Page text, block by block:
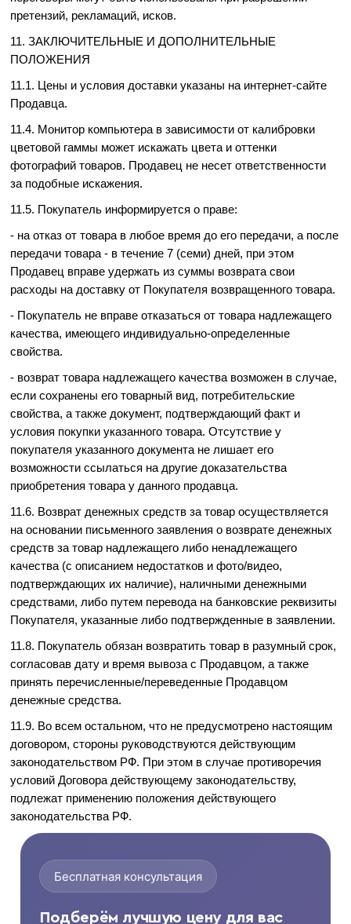
претензий, рекламаций, исков.
11. ЗАКЛЮЧИТЕЛЬНЫЕ И ДОПОЛНИТЕЛЬНЫЕ
ПОЛОЖЕНИЯ
11.1. Цены и условия доставки указаны на интернет-сайте
Продавца.
11.4. Монитор компьютера в зависимости от калибровки
цветовой гаммы может искажать цвета и оттенки
фотографий товаров. Продавец не несет ответственности
за подобные искажения.
11.5. Покупатель информируется о праве:
- на отказ от товара в любое время до его передачи, а после
передачи товара - в течение 7 (семи) дней, при этом
Продавец вправе удержать из суммы возврата свои
расходы на доставку от Покупателя возвращенного товара.
- Покупатель не вправе отказаться от товара надлежащего
качества, имеющего индивидуально-определенные
свойства.
- возврат товара надлежащего качества возможен в случае,
если сохранены его товарный вид, потребительские
свойства, а также документ, подтверждающий факт и
условия покупки указанного товара. Отсутствие у
покупателя указанного документа не лишает его
возможности ссылаться на другие доказательства
приобретения товара у данного продавца.
11.6. Возврат денежных средств за товар осуществляется
на основании письменного заявления о возврате денежных
средств за товар надлежащего либо ненадлежащего
качества (с описанием недостатков и фото/видео,
подтверждающих их наличие), наличными денежными
средствами, либо путем перевода на банковские реквизиты
Покупателя, указанные либо подтвержденные в заявлении.
11.8. Покупатель обязан возвратить товар в разумный срок,
согласовав дату и время вывоза с Продавцом, а также
принять перечисленные/переведенные Продавцом
денежные средства.
11.9. Во всем остальном, что не предусмотрено настоящим
договором, стороны руководствуются действующим
законодательством РФ. При этом в случае противоречия
условий Договора действующему законодательству,
подлежат применению положения действующего
законодательства РФ.
Бесплатная консультация
Подберём лучшую цену для вас